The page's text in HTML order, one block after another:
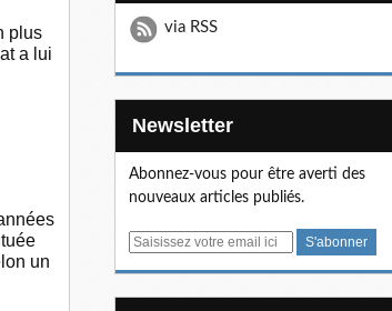
plus
a lui
un
via RSS
Newsletter
Abonnez-vous pour être averti des
nouveaux articles publiés.
E